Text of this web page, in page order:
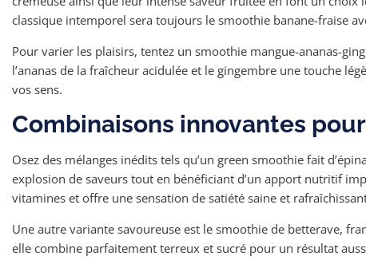
classique intemporel sera toujours le smoothie banane-fraise
Pour varier les plaisirs, tentez un smoothie mangue-ananas-
l’ananas de la fraîcheur acidulée et le gingembre une touche
vos sens.
Combinaisons innovantes
Osez des mélanges inédits tels qu’un green smoothie fait
explosion de saveurs tout en bénéficiant d’un apport nutritif
vitamines et offre une sensation de satiété saine et
Une autre variante savoureuse est le smoothie de betterave,
elle combine parfaitement terreux et sucré pour un résultat